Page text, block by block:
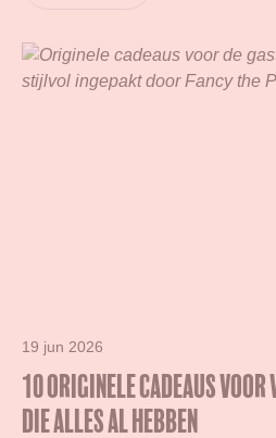
19 jun 2026
10 Originele Cadeaus voor
die Alles Al Hebben